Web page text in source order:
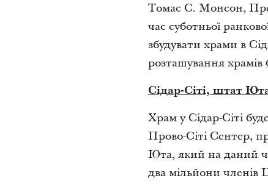
Томас С. Монсон,
час суботньої
збудувати храми в
розташування храмів
Сідар-Сіті, штат
Храм у Сідар-Сіті
Прово-Сіті Сентер,
Юта, який на даний
два мільйони членів